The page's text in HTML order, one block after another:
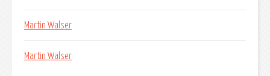
Martin Walser
Martin Walser